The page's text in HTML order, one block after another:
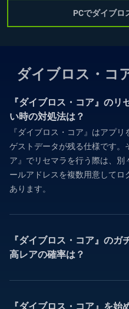
PCでダイブロ
ダイブロス・コ
『ダイブロス・コア』の
い時の対処法は？
『ダイブロス・コア』はアプ
ゲストデータが残る仕様です。
ア』でリセマラを行う際は、別
ールアドレスを複数用意してロ
あります。
『ダイブロス・コア』の
高レアの確率は？
『ダイブロス・コア』を